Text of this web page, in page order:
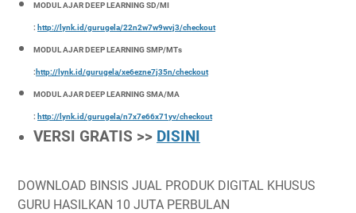
MODUL AJAR DEEP LEARNING SD/MI
: http://lynk.id/gurugela/22n2w7w9wvj3/checkout
MODUL AJAR DEEP LEARNING SMP/MTs
: http://lynk.id/gurugela/xe6ezne7j35n/checkout
MODUL AJAR DEEP LEARNING SMA/MA
: http://lynk.id/gurugela/n7x7e66x71yv/checkout
VERSI GRATIS >> DISINI
DOWNLOAD BINSIS JUAL PRODUK DIGITAL KHUSUS
GURU HASILKAN 10 JUTA PERBULAN